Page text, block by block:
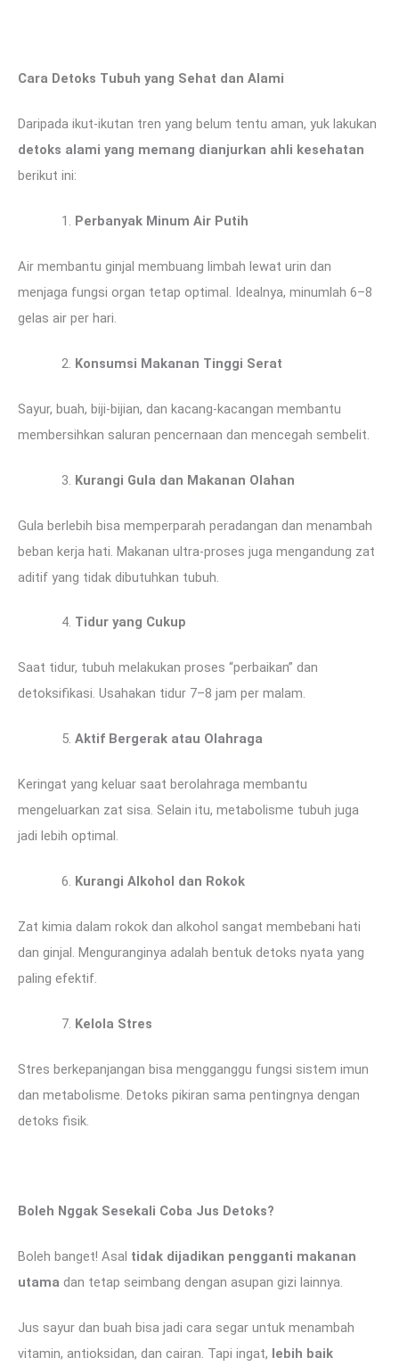
Cara Detoks Tubuh yang Sehat dan Alami
Daripada ikut-ikutan tren yang belum tentu aman, yuk lakukan
detoks alami yang memang dianjurkan ahli kesehatan
berikut ini:
Perbanyak Minum Air Putih
Air membantu ginjal membuang limbah lewat urin dan
menjaga fungsi organ tetap optimal. Idealnya, minumlah 6–8
gelas air per hari.
Konsumsi Makanan Tinggi Serat
Sayur, buah, biji-bijian, dan kacang-kacangan membantu
membersihkan saluran pencernaan dan mencegah sembelit.
Kurangi Gula dan Makanan Olahan
Gula berlebih bisa memperparah peradangan dan menambah
beban kerja hati. Makanan ultra-proses juga mengandung zat
aditif yang tidak dibutuhkan tubuh.
Tidur yang Cukup
Saat tidur, tubuh melakukan proses “perbaikan” dan
detoksifikasi. Usahakan tidur 7–8 jam per malam.
Aktif Bergerak atau Olahraga
Keringat yang keluar saat berolahraga membantu
mengeluarkan zat sisa. Selain itu, metabolisme tubuh juga
jadi lebih optimal.
Kurangi Alkohol dan Rokok
Zat kimia dalam rokok dan alkohol sangat membebani hati
dan ginjal. Menguranginya adalah bentuk detoks nyata yang
paling efektif.
Kelola Stres
Stres berkepanjangan bisa mengganggu fungsi sistem imun
dan metabolisme. Detoks pikiran sama pentingnya dengan
detoks fisik.
Boleh Nggak Sesekali Coba Jus Detoks?
Boleh banget! Asal tidak dijadikan pengganti makanan
utama dan tetap seimbang dengan asupan gizi lainnya.
Jus sayur dan buah bisa jadi cara segar untuk menambah
vitamin, antioksidan, dan cairan. Tapi ingat, lebih baik